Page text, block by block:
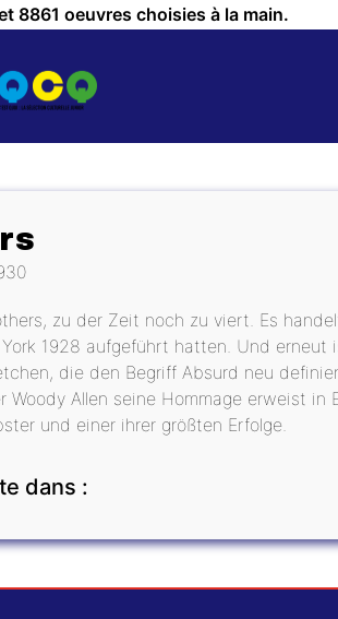
8861 oeuvres choisies à la main.
zu der Zeit noch zu viert. Es
1928 aufgeführt hatten. Und
die den Begriff Absurd neu
Woody Allen seine Hommage erweist
und einer ihrer größten Erfolge.
dans :